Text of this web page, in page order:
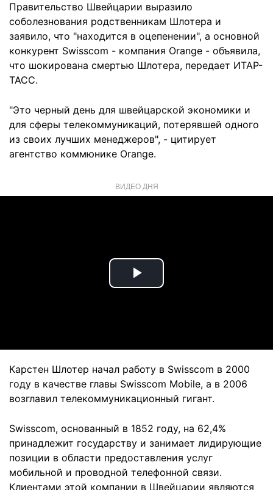
Правительство Швейцарии выразило
соболезнования родственникам Шлотера и
заявило, что "находится в оцепенении", а основной
конкурент Swisscom - компания Orange - объявила,
что шокирована смертью Шлотера, передает ИТАР-
ТАСС.
"Это черный день для швейцарской экономики и
для сферы телекоммуникаций, потерявшей одного
из своих лучших менеджеров", - цитирует
агентство коммюнике Orange.
ВИДЕО ДНЯ
Play
Карстен Шлотер начал работу в Swisscom в 2000
году в качестве главы Swisscom Mobile, а в 2006
возглавил телекоммуникационный гигант.
Swisscom, основанный в 1852 году, на 62,4%
принадлежит государству и занимает лидирующие
позиции в области предоставления услуг
мобильной и проводной телефонной связи.
Клиентами этой компании в Швейцарии являются